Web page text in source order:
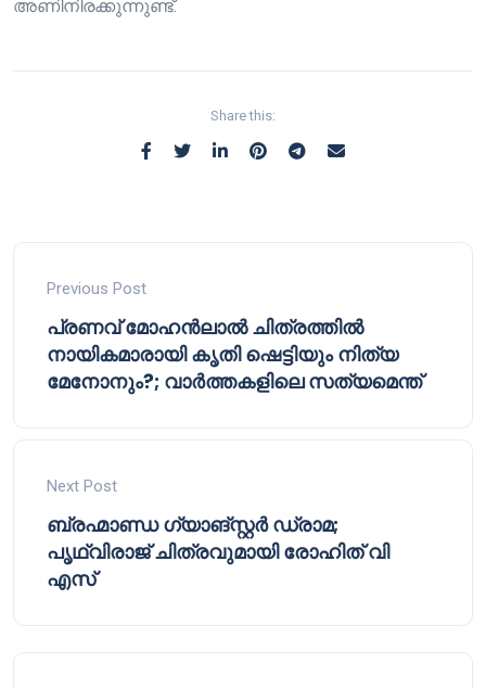
അണിനിരക്കുന്നുണ്ട്.
Share this:
Previous Post
പ്രണവ് മോഹൻലാൽ ചിത്രത്തിൽ
നായികമാരായി കൃതി ഷെട്ടിയും നിത്യ
മേനോനും?; വാർത്തകളിലെ സത്യമെന്ത്
Next Post
ബ്രഹ്മാണ്ഡ ഗ്യാങ്സ്റ്റർ ഡ്രാമ;
പൃഥ്വിരാജ് ചിത്രവുമായി രോഹിത് വി
എസ്